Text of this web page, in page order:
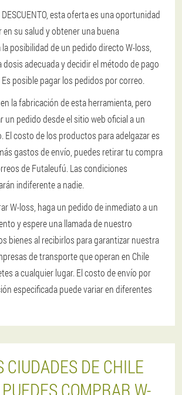
esta oferta es una oportunidad
en su salud y obtener una buena
posibilidad de un pedido directo W-loss,
dosis adecuada y decidir el método de pago
posible pagar los pedidos por correo.
la fabricación de esta herramienta, pero
un pedido desde el sitio web oficial a un
El costo de los productos para adelgazar es
gastos de envío, puedes retirar tu compra
de Futaleufú. Las condiciones
indiferente a nadie.
W-loss, haga un pedido de inmediato a un
y espere una llamada de nuestro
bienes al recibirlos para garantizar nuestra
de transporte que operan en Chile
a cualquier lugar. El costo de envío por
especificada puede variar en diferentes
CIUDADES DE CHILE
COMPRAR W-